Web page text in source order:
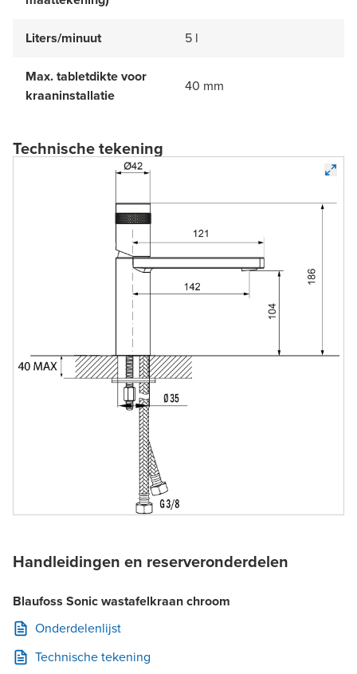
Liters/minuut 5 l
Max. tabletdikte voor
kraaninstallatie
40 mm
Technische tekening
Handleidingen en reserveronderdelen
Blaufoss Sonic wastafelkraan chroom
Onderdelenlijst
Technische tekening